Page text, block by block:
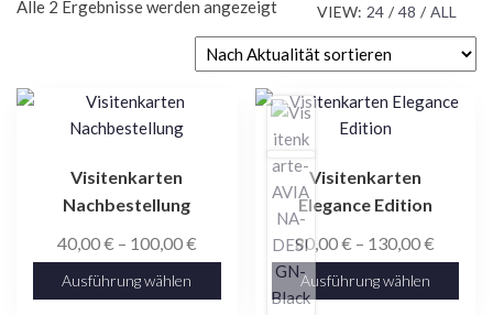
VIEW: 24 / 48 / ALL
Alle 2 Ergebnisse werden angezeigtNach
Aktualität
sortiert
Visitenkarten
Nachbestellung
40,00€ – 100,00€Preisspanne:
40,00 €
bis
Ausführung wählen
Dieses
Produkt
mehrere
Varianten
Die
Optionen
Visitenkarten
Elegance Edition
80,00€ – 130,00€
80,00 €
bis
Ausführung wählen
Dieses
mehrere
Varianten
Die
Optionen